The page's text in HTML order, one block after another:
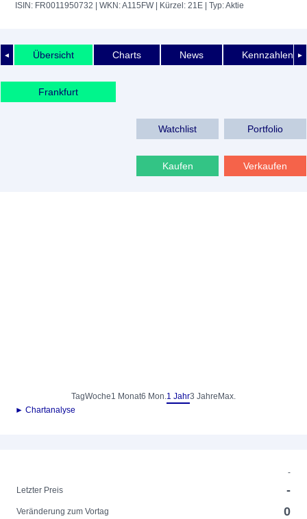
ISIN: FR0011950732 | WKN: A115FW| Kürzel: 21E | Typ: Aktie
◄ ►
Übersicht Charts News Kennzahlen
Frankfurt
Watchlist Portfolio
Kaufen Verkaufen
TagWoche1 Monat6 Mon.1 Jahr3 Jahre Max.
► Chartanalyse
-
Letzter Preis
-
Veränderung zum Vortag 0